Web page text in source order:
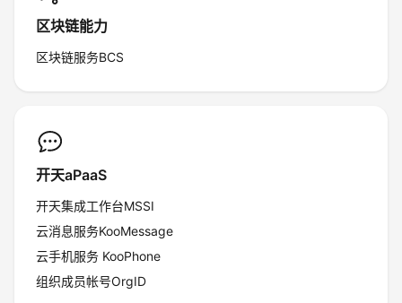
区块链能力
区块链服务BCS
开天aPaaS
开天集成工作台MSSI
云消息服务KooMessage
云手机服务 KooPhone
组织成员帐号OrgID